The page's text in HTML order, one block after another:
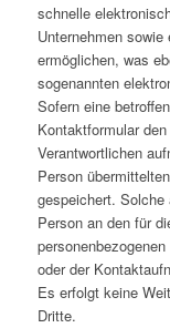
schnelle
Unternehmen
ermöglichen, was
sogenannten
Sofern eine
Kontaktformular
Verantwortlichen
Person
gespeichert. Solche
Person an den für
oder der
Es erfolgt keine
Dritte.